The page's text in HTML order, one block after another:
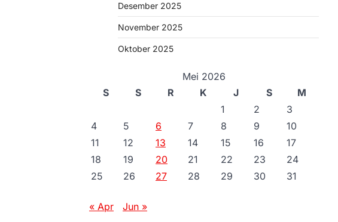
Desember 2025
November 2025
Oktober 2025
Mei 2026
S
S R K J S
M
1
2
3
4
5 6 7 8 9
10
11
12 13 14 15 16
17
18
19 20 21 22 23
24
25
26 27 28 29 30 31
« Apr Jun »